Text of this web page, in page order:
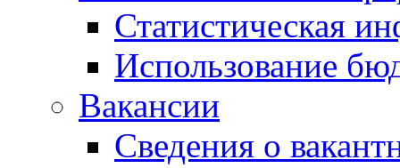
Статистическая
Использование
Вакансии
Сведения о